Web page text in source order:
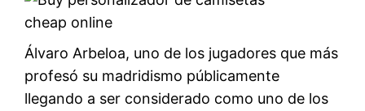
Álvaro Arbeloa, uno de los jugadores que más
profesó su madridismo públicamente
llegando a ser considerado como uno de los